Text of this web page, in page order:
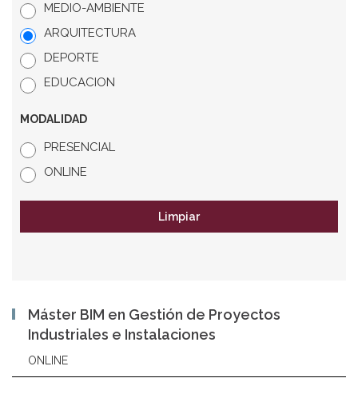
MEDIO-AMBIENTE
ARQUITECTURA
DEPORTE
EDUCACION
MODALIDAD
PRESENCIAL
ONLINE
Limpiar
Máster BIM en Gestión de Proyectos
Industriales e Instalaciones
ONLINE